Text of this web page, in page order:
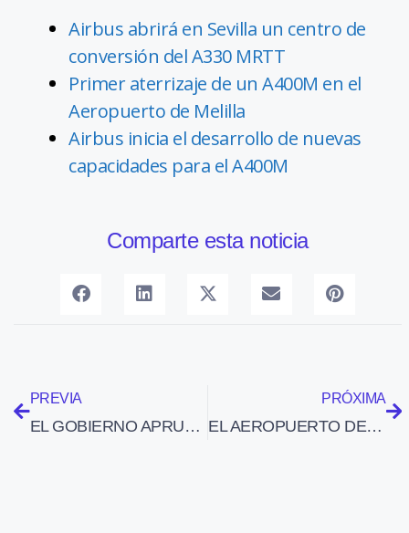
Airbus abrirá en Sevilla un centro de
conversión del A330 MRTT
Primer aterrizaje de un A400M en el
Aeropuerto de Melilla
Airbus inicia el desarrollo de nuevas
capacidades para el A400M
Comparte esta noticia
PREVIA
EL GOBIERNO APRUEBA CONCEDER 583 MILLONES EN PRÉSTAMOS PARA EL DESARROLLO DEL AIRBUS A350
PRÓXIMA
EL AEROPUERTO DE SABADELL TUVO EN NOVIEMBRE 3.220 OPERACIONES AÉREAS